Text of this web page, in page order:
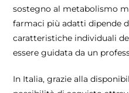
sostegno al metabolismo
farmaci più adatti dipende
caratteristiche individuali
essere guidata da un
In Italia, grazie alla